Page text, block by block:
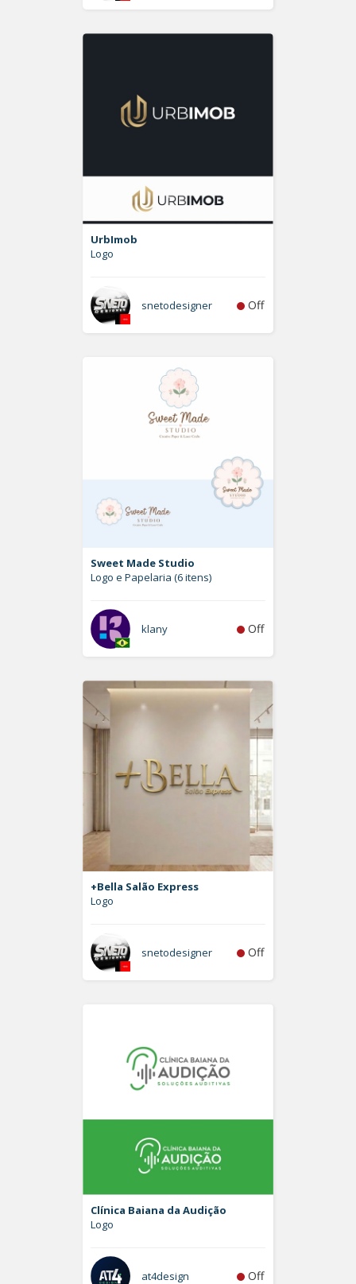
UrbImob
Logo
snetodesigner Off
Sweet Made Studio
Logo e Papelaria (6 itens)
klany Off
+Bella Salão Express
Logo
snetodesigner Off
Clínica Baiana da Audição
Logo
at4design Off